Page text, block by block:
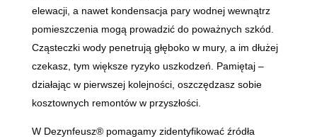
elewacji, a nawet kondensacja pary wodnej wewnątrz
pomieszczenia mogą prowadzić do poważnych szkód.
Cząsteczki wody penetrują głęboko w mury, a im dłużej
czekasz, tym większe ryzyko uszkodzeń. Pamiętaj –
działając w pierwszej kolejności, oszczędzasz sobie
kosztownych remontów w przyszłości.
W Dezynfeusz® pomagamy zidentyfikować źródła